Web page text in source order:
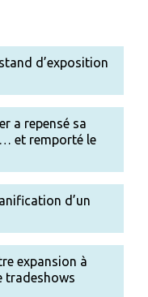
d’exposition
a repensé sa
et remporté le
d’un
expansion à
tradeshows